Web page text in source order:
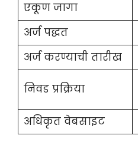
एकूण जागा
अर्ज पद्धत
अर्ज करण्याची तारीख
निवड प्रक्रिया
अधिकृत वेबसाइट